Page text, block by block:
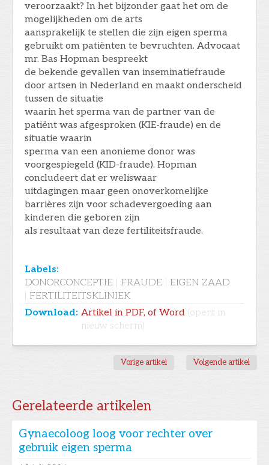
veroorzaakt? In het bijzonder gaat het om de
mogelijkheden om de arts
aansprakelijk te stellen die zijn eigen sperma
gebruikt om patiënten te bevruchten. Advocaat
mr. Bas Hopman bespreekt
de bekende gevallen van inseminatiefraude
door artsen in Nederland en maakt onderscheid
tussen de situatie
waarin het sperma van de partner van de
patiënt was afgesproken (KIE-fraude) en de
situatie waarin
sperma van een anonieme donor was
voorgespiegeld (KID-fraude). Hopman
concludeert dat er weliswaar
uitdagingen maar geen onoverkomelijke
barrières zijn voor schadevergoeding aan
kinderen die geboren zijn
als resultaat van deze fertiliteitsfraude.
Labels:
DONORCONCEPTIE
FRAUDE
EIGEN ZAAD
FERTILITEITSKLINIEK
Download: Artikel in PDF, of Word (opent in
nieuw scherm)
Vorige artikel Volgende artikel
Gerelateerde artikelen
Gynaecoloog loog voor rechter over
gebruik eigen sperma